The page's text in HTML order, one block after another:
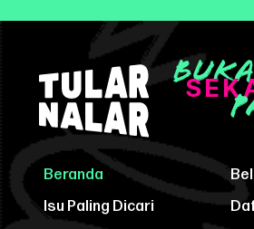
Beranda
Isu Paling Dicari